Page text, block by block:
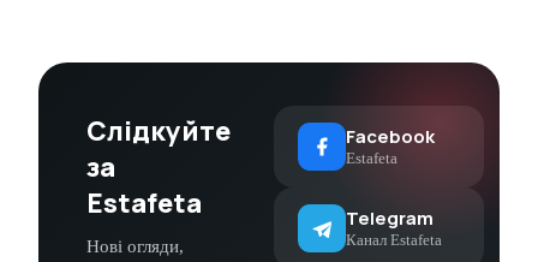
Слідкуйте
за
Estafeta
Нові огляди,
Facebook
Estafeta
Telegram
Канал Estafeta